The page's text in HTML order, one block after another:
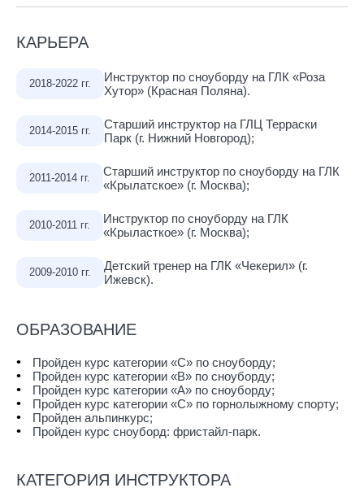
КАРЬЕРА
2018-2022 гг.
Инструктор по сноуборду на ГЛК «Роза
Хутор» (Красная Поляна).
2014-2015 гг.
Старший инструктор на ГЛЦ Терраски
Парк (г. Нижний Новгород);
2011-2014 гг.
Старший инструктор по сноуборду на ГЛК
«Крылатское» (г. Москва);
2010-2011 гг.
Инструктор по сноуборду на ГЛК
«Крыласткое» (г. Москва);
2009-2010 гг.
Детский тренер на ГЛК «Чекерил» (г.
Ижевск).
ОБРАЗОВАНИЕ
Пройден курс категории «С» по сноуборду;
Пройден курс категории «В» по сноуборду;
Пройден курс категории «А» по сноуборду;
Пройден курс категории «С» по горнолыжному спорту;
Пройден альпинкурс;
Пройден курс сноуборд: фристайл-парк.
КАТЕГОРИЯ ИНСТРУКТОРА